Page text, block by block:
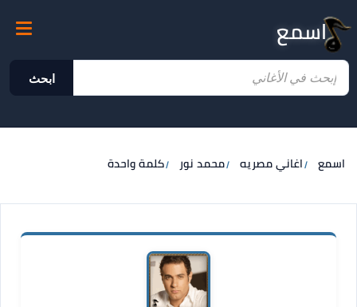
اسمع
ابحث
اسمع اغاني مصريه محمد نور كلمة واحدة